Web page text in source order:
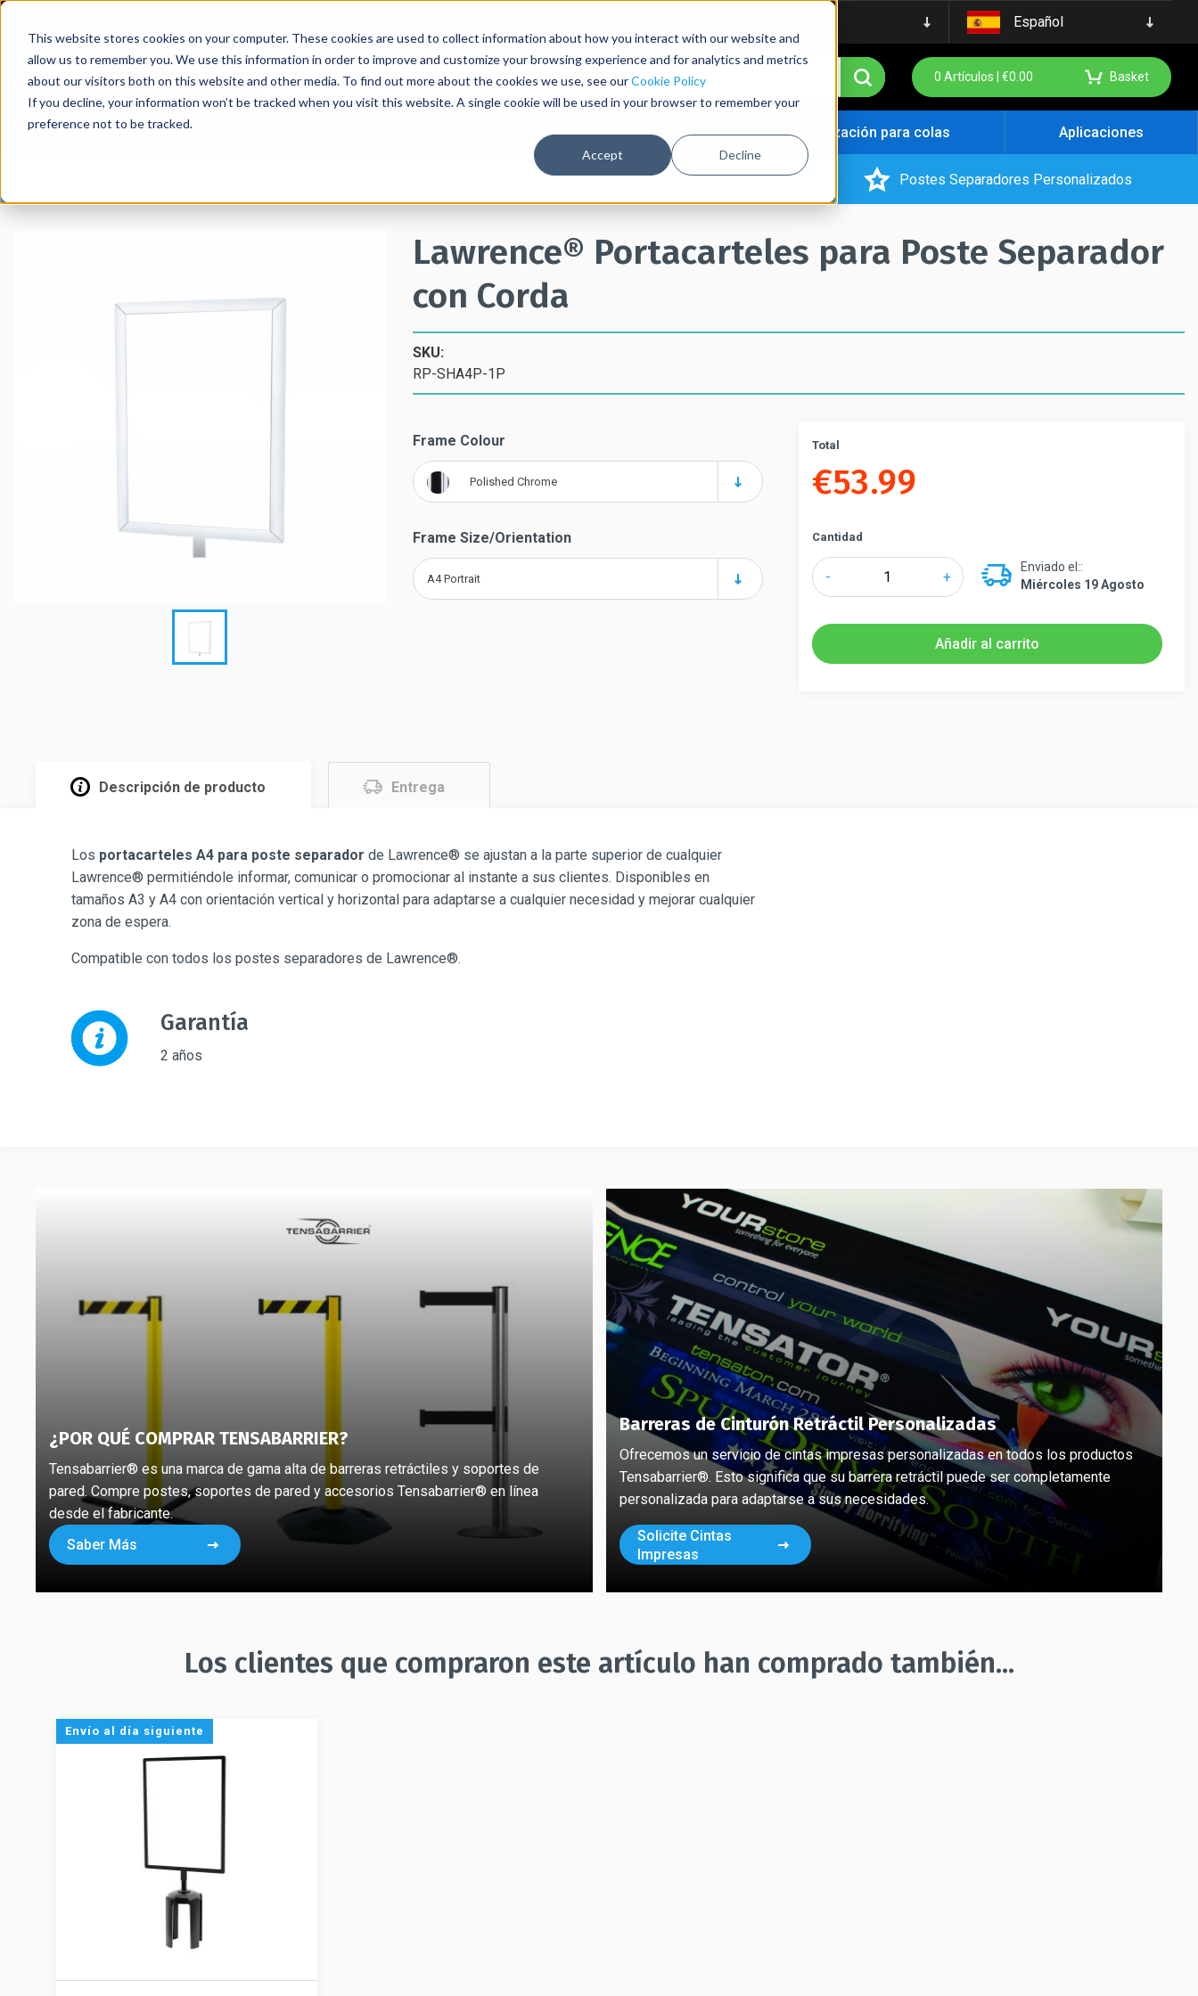
This website stores cookies on your computer. These cookies are used to collect information about how you interact with our website and
allow us to remember you. We use this information in order to improve and customize your browsing experience and for analytics and metrics
about our visitors both on this website and other media. To find out more about the cookies we use, see ourCookie Policy
If you decline, your information won’t be tracked when you visit this website. A single cookie will be used in your browser to remember your
preference not to be tracked.
Accept Decline
Español
0 Artículos | €0.00 Basket
Postes para colas Postes de Seguridad Señalización para colas Aplicaciones
Presupuesto sin compromiso Postes Separadores Personalizados
Lawrence® Portacarteles para Poste Separador
con Corda
SKU:
RP-SHA4P-1P
Frame Colour
Polished Chrome
Frame Size/Orientation
A4 Portrait
Total
€53.99
Cantidad
- +
Enviado el::
Miércoles 19 Agosto
Añadir al carrito
Descripción de producto Entrega
Los portacarteles A4 para poste separador de Lawrence® se ajustan a la parte superior de cualquier
Lawrence® permitiéndole informar, comunicar o promocionar al instante a sus clientes. Disponibles en
tamaños A3 y A4 con orientación vertical y horizontal para adaptarse a cualquier necesidad y mejorar cualquier
zona de espera.
Compatible con todos los postes separadores de Lawrence®.
Garantía
2 años
¿POR QUÉ COMPRAR TENSABARRIER?
Tensabarrier® es una marca de gama alta de barreras retráctiles y soportes de
pared. Compre postes, soportes de pared y accesorios Tensabarrier® en línea
desde el fabricante.
Saber Más
Barreras de Cinturón Retráctil Personalizadas
Ofrecemos un servicio de cintas impresas personalizadas en todos los productos
Tensabarrier®. Esto significa que su barrera retráctil puede ser completamente
personalizada para adaptarse a sus necesidades.
Solicite Cintas
Impresas
Los clientes que compraron este artículo han comprado también...
Envío al día siguiente